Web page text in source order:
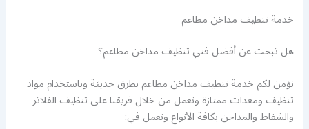
خدمة تنظيف مداخن مطاعم
هل تبحث عن أفضل فني تنظيف مداخن مطاعم؟
نؤمن لكم خدمة تنظيف مداخن مطاعم بطرق حديثة وباستخدام مواد
تنظيف ومعدات ممتازة ونعمل من خلال فريقنا على تنظيف الفلاتر
والشفاط والمداخن بكافة الأنواع ونعمل في: